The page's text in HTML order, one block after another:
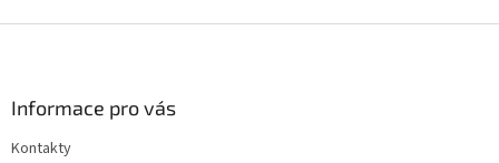
Informace pro vás
Kontakty